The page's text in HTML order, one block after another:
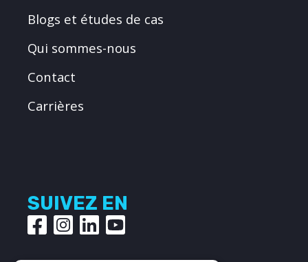
Blogs et études de cas
Qui sommes-nous
Contact
Carrières
SUIVEZ EN